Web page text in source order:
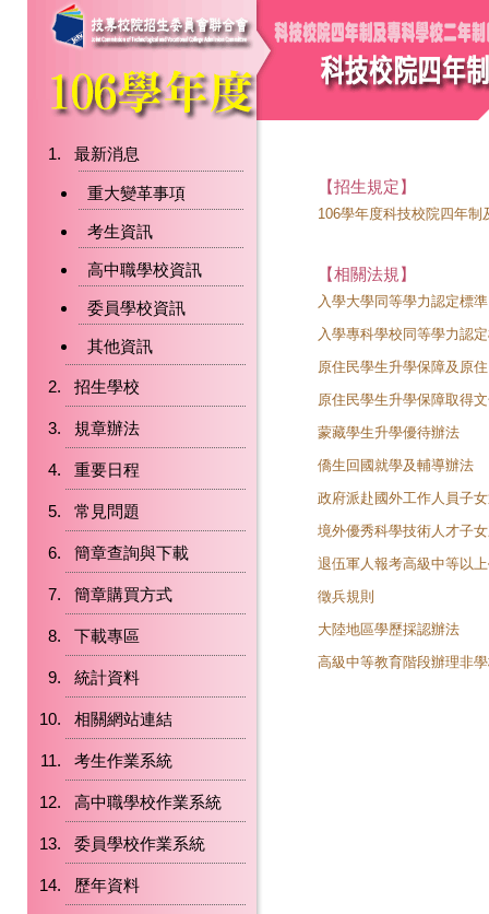
最新消息
重大變革事項
考生資訊
高中職學校資訊
委員學校資訊
其他資訊
招生學校
規章辦法
重要日程
常見問題
簡章查詢與下載
簡章購買方式
下載專區
統計資料
相關網站連結
考生作業系統
高中職學校作業系統
委員學校作業系統
歷年資料
【招生規定】
106學年度科技校院四年
【相關法規】
入學大學同等學力認定標準
入學專科學校同等學力認
原住民學生升學保障及原
原住民學生升學保障取得
蒙藏學生升學優待辦法
僑生回國就學及輔導辦法
政府派赴國外工作人員子
境外優秀科學技術人才子
退伍軍人報考高級中等以
徵兵規則
大陸地區學歷採認辦法
高級中等教育階段辦理非